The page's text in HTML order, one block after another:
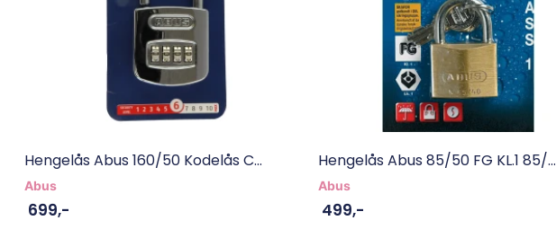
Hengelås Abus 160/50 Kodelås C...
Abus
699,-
Hengelås Abus 85/50 FG KL.1 85/...
Abus
499,-